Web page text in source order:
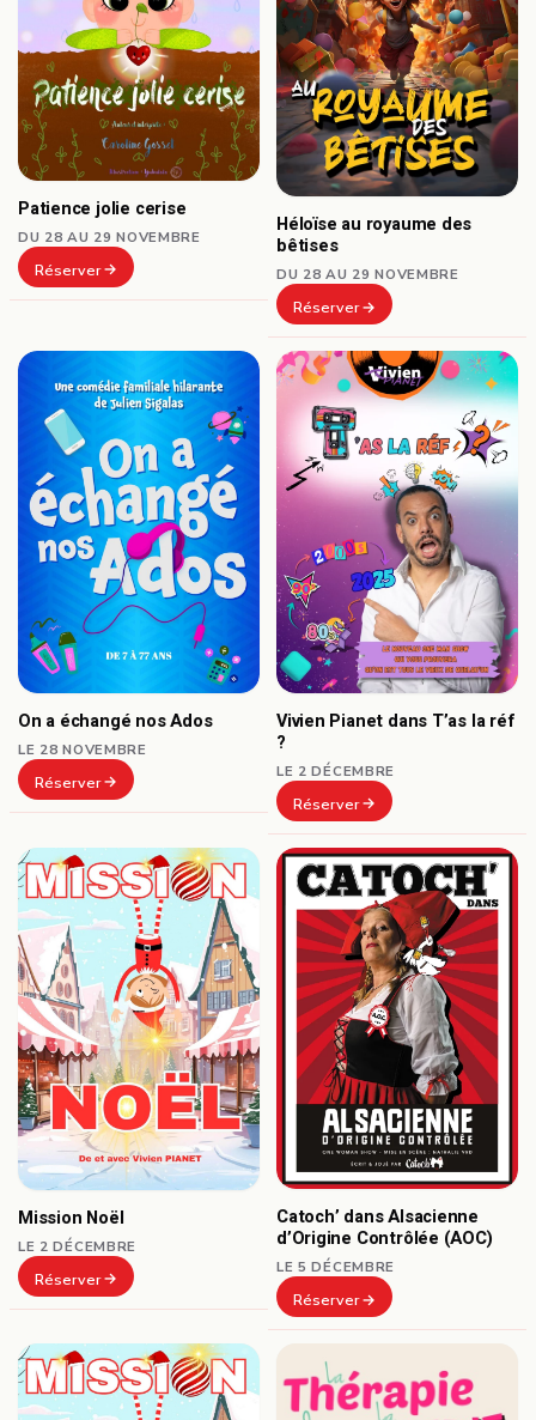
Patience jolie cerise
DU 28 AU 29 NOVEMBRE
Réserver
Héloïse au royaume des
bêtises
DU 28 AU 29 NOVEMBRE
Réserver
On a échangé nos Ados
LE 28 NOVEMBRE
Réserver
Vivien Pianet dans T’as la réf
?
LE 2 DÉCEMBRE
Réserver
Mission Noël
LE 2 DÉCEMBRE
Réserver
Catoch’ dans Alsacienne
d’Origine Contrôlée (AOC)
LE 5 DÉCEMBRE
Réserver